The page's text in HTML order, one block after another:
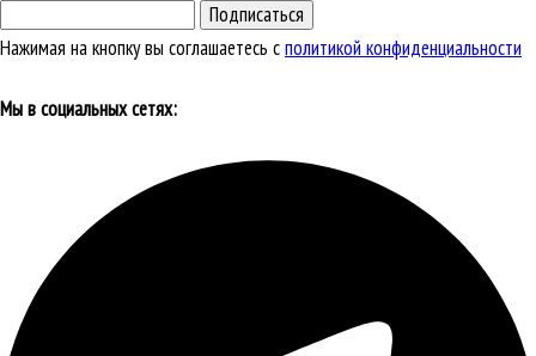
Подписаться
Нажимая на кнопку вы соглашаетесь сполитикой конфиденциальности
Мы в социальных сетях: